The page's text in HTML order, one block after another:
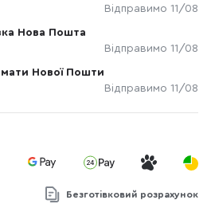
Відправимо 11/08
Нова Пошта
Відправимо 11/08
Нової Пошти
Відправимо 11/08
Безготівковий розрахунок